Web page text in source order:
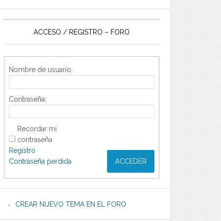
ACCESO / REGISTRO – FORO
Nombre de usuario:
Contraseña:
Recordar mi
contraseña
ACCEDER
Registro
Contraseña perdida
CREAR NUEVO TEMA EN EL FORO